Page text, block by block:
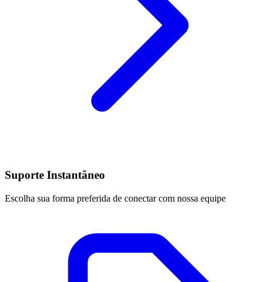
Suporte Instantâneo
Escolha sua forma preferida de conectar com nossa equipe